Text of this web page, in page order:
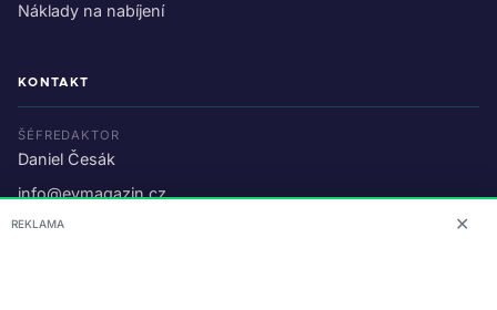
Náklady na nabíjení
KONTAKT
ŠÉFREDAKTOR
Daniel Česák
info@evmagazin.cz
O nás
REKLAMA ✕